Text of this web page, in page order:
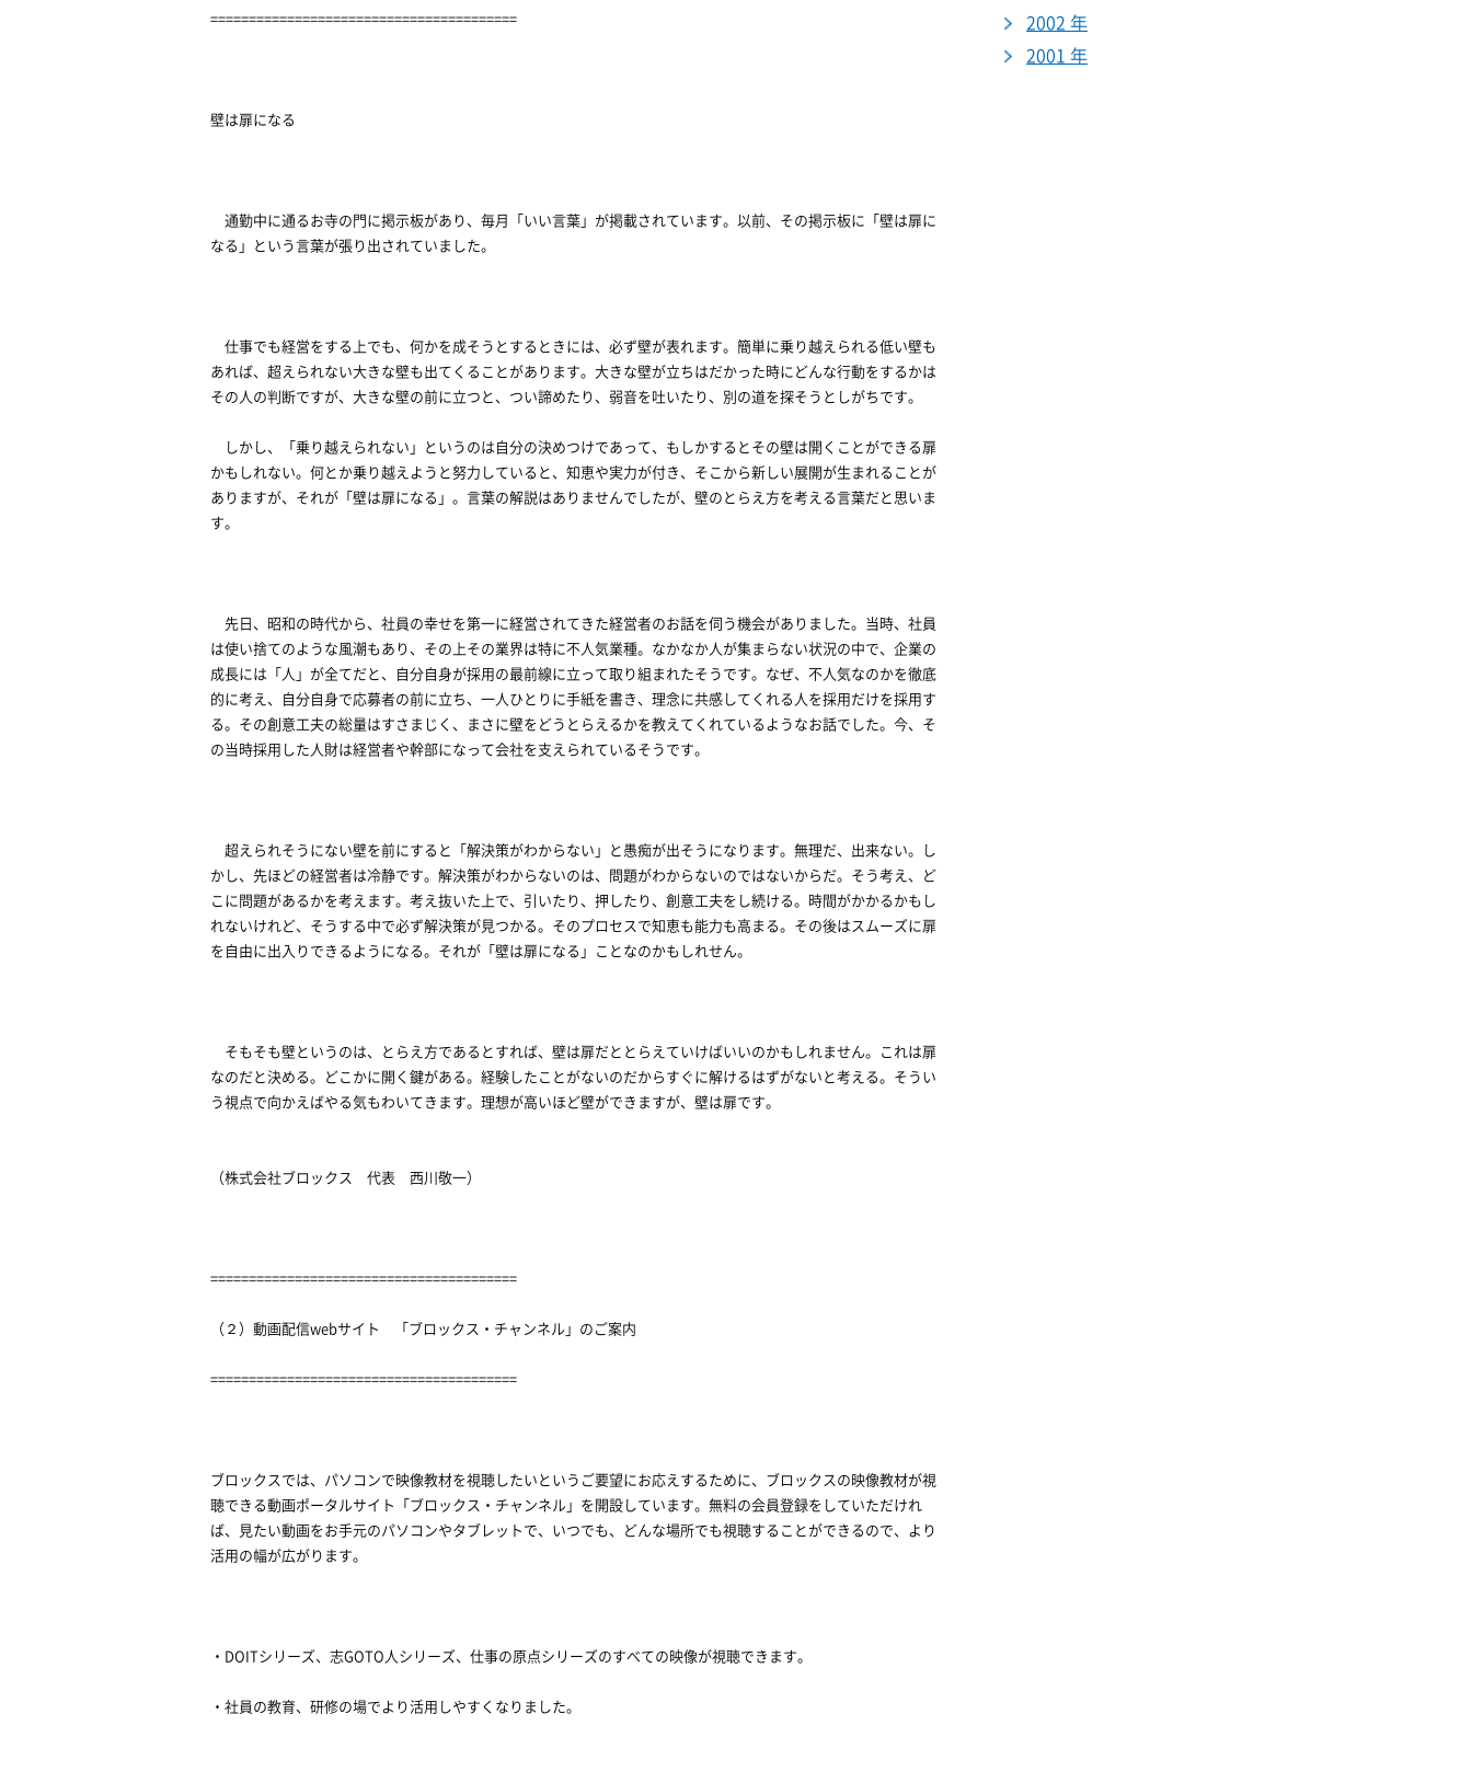
========================================
壁は扉になる
通勤中に通るお寺の門に掲示板があり、毎月「いい言葉」が掲載されています。以前、その掲示板に「壁は扉に
なる」という言葉が張り出されていました。
仕事でも経営をする上でも、何かを成そうとするときには、必ず壁が表れます。簡単に乗り越えられる低い壁も
あれば、超えられない大きな壁も出てくることがあります。大きな壁が立ちはだかった時にどんな行動をするかは
その人の判断ですが、大きな壁の前に立つと、つい諦めたり、弱音を吐いたり、別の道を探そうとしがちです。
しかし、「乗り越えられない」というのは自分の決めつけであって、もしかするとその壁は開くことができる扉
かもしれない。何とか乗り越えようと努力していると、知恵や実力が付き、そこから新しい展開が生まれることが
ありますが、それが「壁は扉になる」。言葉の解説はありませんでしたが、壁のとらえ方を考える言葉だと思いま
す。
先日、昭和の時代から、社員の幸せを第一に経営されてきた経営者のお話を伺う機会がありました。当時、社員
は使い捨てのような風潮もあり、その上その業界は特に不人気業種。なかなか人が集まらない状況の中で、企業の
成長には「人」が全てだと、自分自身が採用の最前線に立って取り組まれたそうです。なぜ、不人気なのかを徹底
的に考え、自分自身で応募者の前に立ち、一人ひとりに手紙を書き、理念に共感してくれる人を採用だけを採用す
る。その創意工夫の総量はすさまじく、まさに壁をどうとらえるかを教えてくれているようなお話でした。今、そ
の当時採用した人財は経営者や幹部になって会社を支えられているそうです。
超えられそうにない壁を前にすると「解決策がわからない」と愚痴が出そうになります。無理だ、出来ない。し
かし、先ほどの経営者は冷静です。解決策がわからないのは、問題がわからないのではないからだ。そう考え、ど
こに問題があるかを考えます。考え抜いた上で、引いたり、押したり、創意工夫をし続ける。時間がかかるかもし
れないけれど、そうする中で必ず解決策が見つかる。そのプロセスで知恵も能力も高まる。その後はスムーズに扉
を自由に出入りできるようになる。それが「壁は扉になる」ことなのかもしれせん。
そもそも壁というのは、とらえ方であるとすれば、壁は扉だととらえていけばいいのかもしれません。これは扉
なのだと決める。どこかに開く鍵がある。経験したことがないのだからすぐに解けるはずがないと考える。そうい
う視点で向かえばやる気もわいてきます。理想が高いほど壁ができますが、壁は扉です。
（株式会社ブロックス 代表 西川敬一）
========================================
（２）動画配信webサイト 「ブロックス・チャンネル」のご案内
========================================
ブロックスでは、パソコンで映像教材を視聴したいというご要望にお応えするために、ブロックスの映像教材が視
聴できる動画ポータルサイト「ブロックス・チャンネル」を開設しています。無料の会員登録をしていただけれ
ば、見たい動画をお手元のパソコンやタブレットで、いつでも、どんな場所でも視聴することができるので、より
活用の幅が広がります。
・DOITシリーズ、志GOTO人シリーズ、仕事の原点シリーズのすべての映像が視聴できます。
・社員の教育、研修の場でより活用しやすくなりました。
2002 年
2001 年